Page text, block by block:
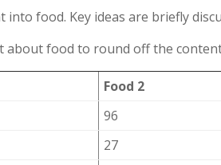
food. Key ideas are briefly
about food to round off the
Food 2
96
27